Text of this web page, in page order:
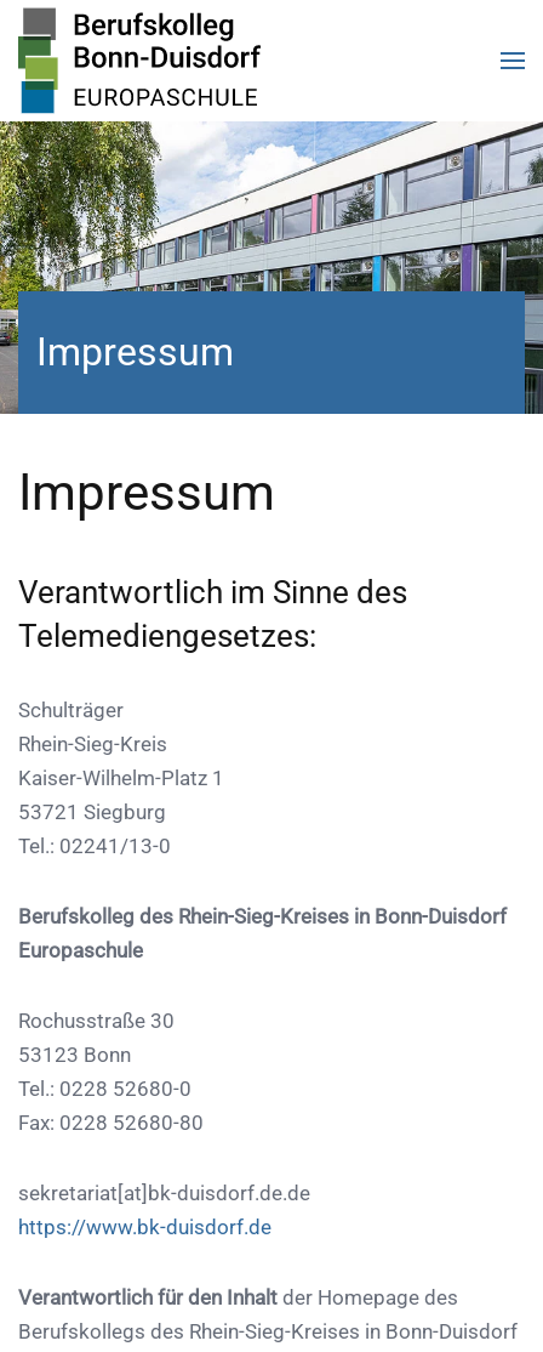
Zum Hauptinhalt springen
Impressum
Impressum
Verantwortlich im Sinne des
Telemediengesetzes:
Schulträger
Rhein-Sieg-Kreis
Kaiser-Wilhelm-Platz 1
53721 Siegburg
Tel.: 02241/13-0
Berufskolleg des Rhein-Sieg-Kreises in Bonn-Duisdorf
Europaschule
Rochusstraße 30
53123 Bonn
Tel.: 0228 52680-0
Fax: 0228 52680-80
sekretariat[at]bk-duisdorf.de.de
https://www.bk-duisdorf.de
Verantwortlich für den Inhalt der Homepage des
Berufskollegs des Rhein-Sieg-Kreises in Bonn-Duisdorf